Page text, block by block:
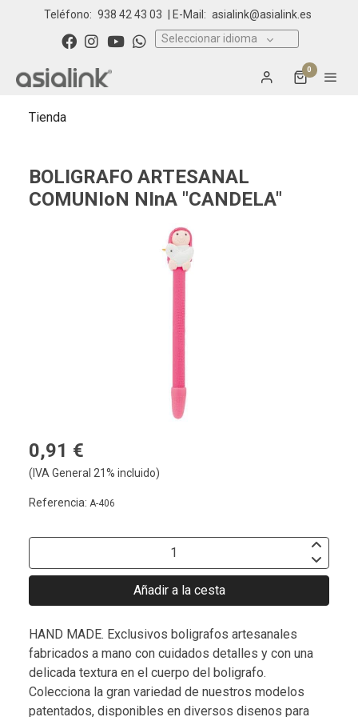
Teléfono: 938 42 43 03 | E-Mail: asialink@asialink.es
Seleccionar idioma
0
Tienda
BOLIGRAFO ARTESANAL
COMUNIoN NInA "CANDELA"
0,91 €
(IVA General 21% incluido)
Referencia: A-406
Añadir a la cesta
HAND MADE. Exclusivos boligrafos artesanales
fabricados a mano con cuidados detalles y con una
delicada textura en el cuerpo del boligrafo.
Colecciona la gran variedad de nuestros modelos
patentados, disponibles en diversos disenos para